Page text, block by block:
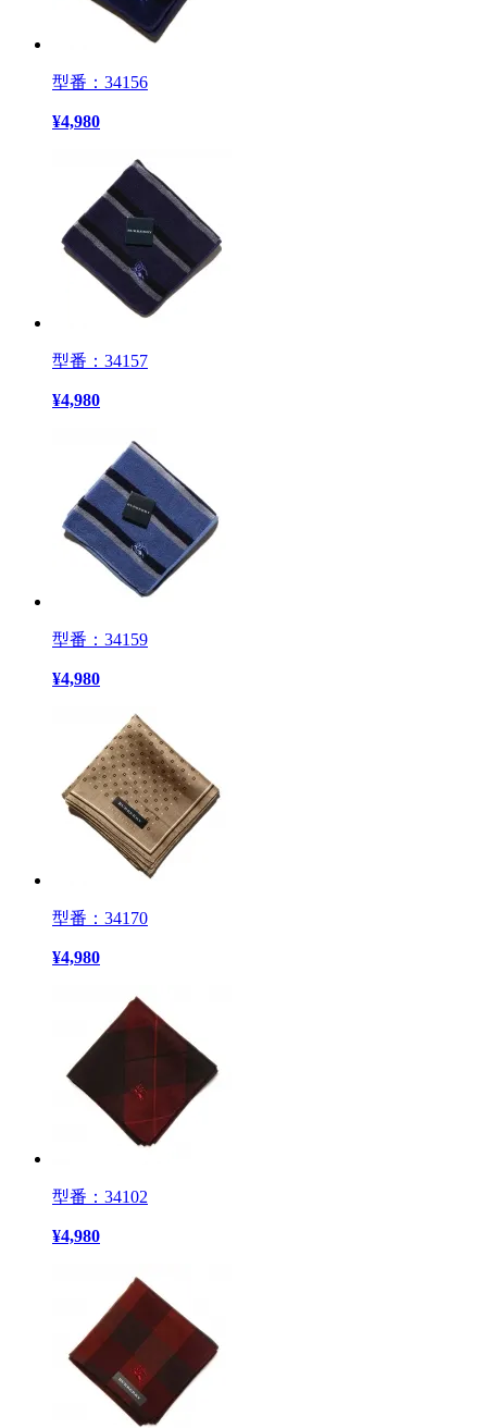
型番：34156
¥4,980
型番：34157
¥4,980
型番：34159
¥4,980
型番：34170
¥4,980
型番：34102
¥4,980